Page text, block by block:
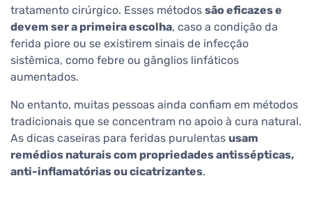
tratamento cirúrgico. Esses métodos são eficazes e
devem ser a primeira escolha, caso a condição da
ferida piore ou se existirem sinais de infecção
sistêmica, como febre ou gânglios linfáticos
aumentados.
No entanto, muitas pessoas ainda confiam em métodos
tradicionais que se concentram no apoio à cura natural.
As dicas caseiras para feridas purulentas usam
remédios naturais com propriedades antissépticas,
anti-inflamatórias ou cicatrizantes.